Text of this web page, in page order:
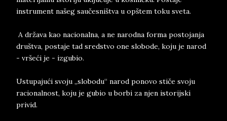
instrument našeg saučesništva u opštem toku sveta.
A država kao nacionalna, a ne narodna forma postojanja
društva, postaje tad sredstvo one slobode, koju je narod
- vršeći je - izgubio.
Ustupajući svoju „slobodu“ narod ponovo stiče svoju
racionalnost, koju je gubio u borbi za njen istorijski
privid.